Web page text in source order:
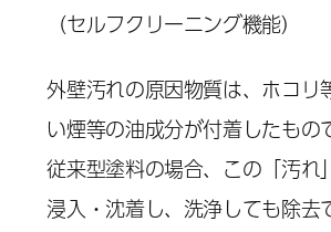
（セルフクリーニング機能）
外壁汚れの原因物質は、ホコリ
い煙等の油成分が付着したもの
従来型塗料の場合、この「汚れ
浸入・沈着し、洗浄しても除去